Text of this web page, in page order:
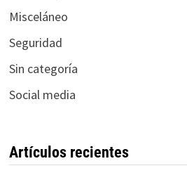
Misceláneo
Seguridad
Sin categoría
Social media
Artículos recientes